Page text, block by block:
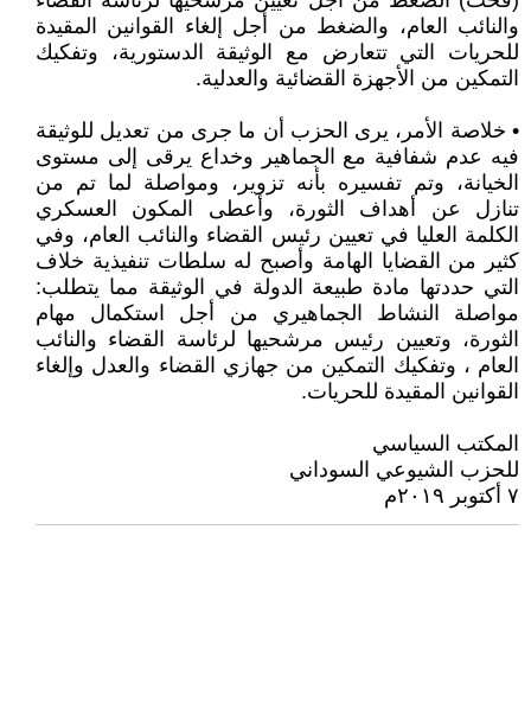
والنائب العام، والضغط من أجل إلغاء القوانين المقيدة
للحريات التي تتعارض مع الوثيقة الدستورية، وتفكيك
التمكين من الأجهزة القضائية والعدلية.
• خلاصة الأمر، يرى الحزب أن ما جرى من تعديل للوثيقة
فيه عدم شفافية مع الجماهير وخداع يرقى إلى مستوى
الخيانة، وتم تفسيره بأنه تزوير، ومواصلة لما تم من
تنازل عن أهداف الثورة، وأعطى المكون العسكري
الكلمة العليا في تعيين رئيس القضاء والنائب العام، وفي
كثير من القضايا الهامة وأصبح له سلطات تنفيذية خلاف
التي حددتها مادة طبيعة الدولة في الوثيقة مما يتطلب:
مواصلة النشاط الجماهيري من أجل استكمال مهام
الثورة، وتعيين رئيس مرشحيها لرئاسة القضاء والنائب
العام ، وتفكيك التمكين من جهازي القضاء والعدل وإلغاء
القوانين المقيدة للحريات.
المكتب السياسي
للحزب الشيوعي السوداني
٧ أكتوبر ٢٠١٩م